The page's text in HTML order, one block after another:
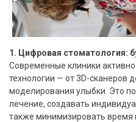
1. Цифровая стоматология:
Современные клиники
технологии — от 3D-сканеров
моделирования улыбки. Это
лечение, создавать
также минимизировать время